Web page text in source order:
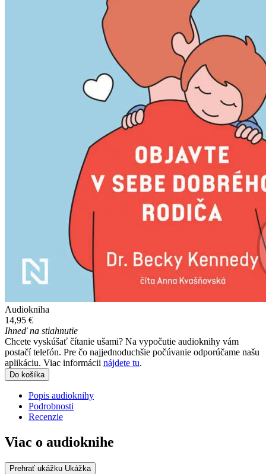
Audiokniha
14,95 €
Ihneď na stiahnutie
Chcete vyskúšať čítanie ušami? Na vypočutie audioknihy vám
postačí telefón. Pre čo najjednoduchšie počúvanie odporúčame našu
aplikáciu. Viac informácii nájdete tu.
Do košíka
Popis audioknihy
Podrobnosti
Recenzie
Viac o audioknihe
Prehrať ukážku Ukážka